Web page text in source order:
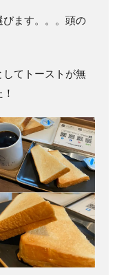
ます。。。頭の
してトーストが無